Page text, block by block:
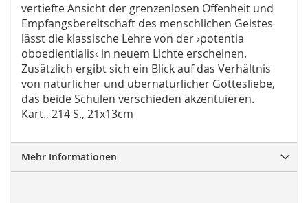
vertiefte Ansicht der grenzenlosen Offenheit und
Empfangsbereitschaft des menschlichen Geistes
lässt die klassische Lehre von der ›potentia
oboedientialis‹ in neuem Lichte erscheinen.
Zusätzlich ergibt sich ein Blick auf das Verhältnis
von natürlicher und übernatürlicher Gottesliebe,
das beide Schulen verschieden akzentuieren.
Kart., 214 S., 21x13cm
Mehr Informationen